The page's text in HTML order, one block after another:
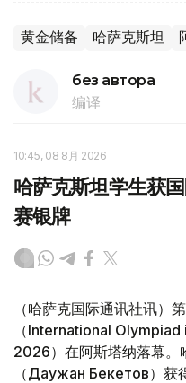
黄金储备 哈萨克斯坦
без автора
编译
10:45, 08 8月 2026
哈萨克斯坦学生获
赛银牌
（哈萨克国际通讯社讯）
（International
2026）在阿斯塔纳落幕。
（Даужан Бекетов）获